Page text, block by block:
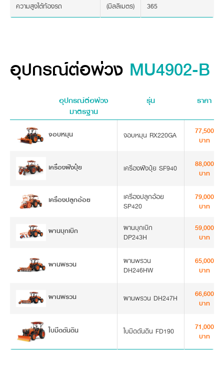
ความสูงใต้ท้องรถ (มิลลิเมตร) 365
อุปกรณ์ต่อพ่วง MU4902-B
อุปกรณ์ต่อพ่วง
มาตรฐาน
รุ่น ราคา
จอบหมุน จอบหมุน RX220GA
77,500
บาท
เครื่องฝังปุ๋ย เครื่องฝังปุ๋ย SF940
88,000
บาท
เครื่องปลูกอ้อย
เครื่องปลูกอ้อย
SP420
79,000
บาท
ผานบุกเบิก
ผานบุกเบิก
DP243H
59,000
บาท
ผานพรวน
ผานพรวน
DH246HW
65,000
บาท
ผานพรวน ผานพรวน DH247H
66,600
บาท
ใบมีดดันดิน ใบมีดดันดิน FD190
71,000
บาท